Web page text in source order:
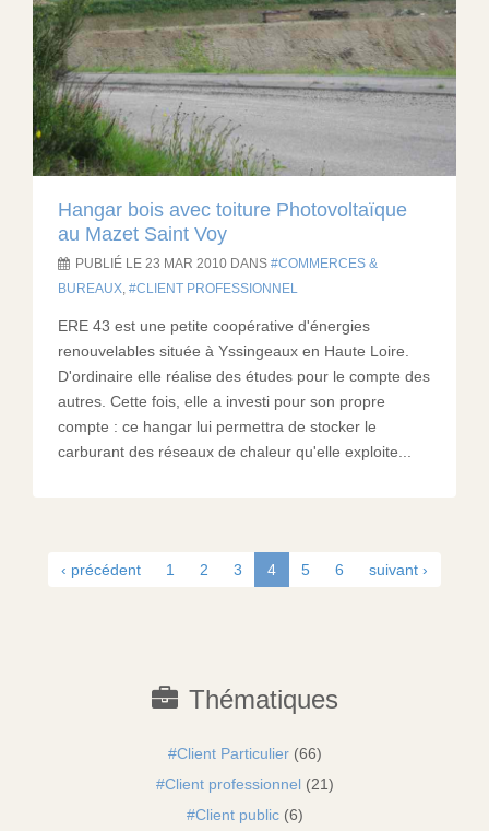
Hangar bois avec toiture Photovoltaïque
au Mazet Saint Voy
PUBLIÉ LE 23 MAR 2010 DANS
COMMERCES &
BUREAUX, CLIENT PROFESSIONNEL
ERE 43 est une petite coopérative d'énergies
renouvelables située à Yssingeaux en Haute Loire.
D'ordinaire elle réalise des études pour le compte des
autres. Cette fois, elle a investi pour son propre
compte : ce hangar lui permettra de stocker le
carburant des réseaux de chaleur qu'elle exploite...
‹ précédent 1 2 3 4 5 6 suivant ›
Thématiques
Client Particulier(66)
Client professionnel(21)
Client public(6)